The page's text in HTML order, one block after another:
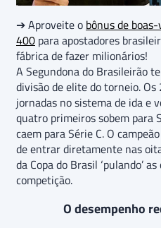
➔ Aproveite o bônus de
400 para apostadores
fábrica de fazer milionários!
A Segundona do Brasileirão
divisão de elite do torneio.
jornadas no sistema de ida e
quatro primeiros sobem para
caem para Série C. O
de entrar diretamente nas
da Copa do Brasil ‘pulando’
competição.
O desempenho